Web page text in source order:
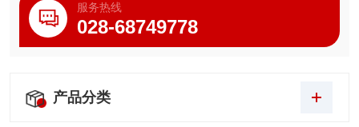
服务热线
028-68749778
产品分类